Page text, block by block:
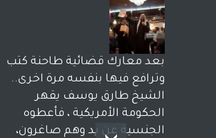
بعد معارك قضائية طاحنة كتب
وترافع فيها بنفسه مرة اخرى..
الشيخ طارق يوسف يقهر
الحكومة الأمريكية ، فأعطوه
الجنسية عن يد وهم صاغرون،